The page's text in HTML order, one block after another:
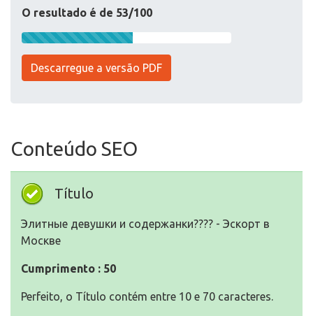
O resultado é de 53/100
Descarregue a versão PDF
Conteúdo SEO
Título
Элитные девушки и содержанки???? - Эскорт в
Москве
Cumprimento : 50
Perfeito, o Título contém entre 10 e 70 caracteres.